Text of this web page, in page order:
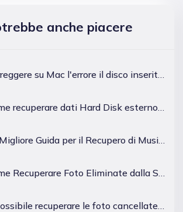
anche piacere
su Mac l'errore il disco inserito non è leggibile da questo computer
recuperare dati Hard Disk esterno in modo semplice
Guida per il Recupero di Musica Persa da Schede SD
Recuperare Foto Eliminate dalla Scheda SD su Mac?
recuperare le foto cancellate da una scheda SD?